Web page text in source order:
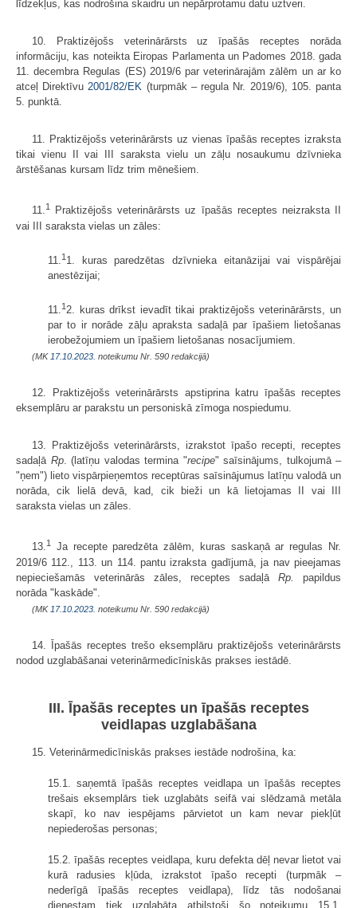
līdzekļus, kas nodrošina skaidru un nepārprotamu datu uztveri.
10. Praktizējošs veterinārārsts uz īpašās receptes norāda
informāciju, kas noteikta Eiropas Parlamenta un Padomes 2018. gada
11. decembra Regulas (ES) 2019/6 par veterinārajām zālēm un ar ko
atceļ Direktīvu2001/82/EK (turpmāk – regula Nr. 2019/6), 105. panta
5. punktā.
11. Praktizējošs veterinārārsts uz vienas īpašās receptes izraksta
tikai vienu II vai III saraksta vielu un zāļu nosaukumu dzīvnieka
ārstēšanas kursam līdz trim mēnešiem.
11.1
Praktizējošs veterinārārsts uz īpašās receptes neizraksta II
vai III saraksta vielas un zāles:
11. 1 1. kuras paredzētas dzīvnieka eitanāzijai vai vispārējai
anestēzijai;
11.12. kuras drīkst ievadīt tikai praktizējošs veterinārārsts, un
par to ir norāde zāļu apraksta sadaļā par īpašiem lietošanas
ierobežojumiem un īpašiem lietošanas nosacījumiem.
(MK 17.10.2023. noteikumu Nr. 590 redakcijā)
12. Praktizējošs veterinārārsts apstiprina katru īpašās receptes
eksemplāru ar parakstu un personiskā zīmoga nospiedumu.
13. Praktizējošs veterinārārsts, izrakstot īpašo recepti, receptes
sadaļā Rp. (latīņu valodas termina "recipe" saīsinājums, tulkojumā –
"ņem") lieto vispārpieņemtos receptūras saīsinājumus latīņu valodā un
norāda, cik lielā devā, kad, cik bieži un kā lietojamas II vai III
saraksta vielas un zāles.
13.1
Ja recepte paredzēta zālēm, kuras saskaņā ar regulas Nr.
2019/6 112., 113. un 114. pantu izraksta gadījumā, ja nav pieejamas
nepieciešamās veterinārās zāles, receptes sadaļā Rp.
papildus
norāda "kaskāde".
(MK 17.10.2023. noteikumu Nr. 590 redakcijā)
14. Īpašās receptes trešo eksemplāru praktizējošs veterinārārsts
nodod uzglabāšanai veterinārmedicīniskās prakses iestādē.
III. Īpašās receptes un īpašās receptes
veidlapas uzglabāšana
15. Veterinārmedicīniskās prakses iestāde nodrošina, ka:
15.1. saņemtā īpašās receptes veidlapa un īpašās receptes
trešais eksemplārs tiek uzglabāts seifā vai slēdzamā metāla
skapī, ko nav iespējams pārvietot un kam nevar piekļūt
nepiederošas personas;
15.2. īpašās receptes veidlapa, kuru defekta dēļ nevar lietot vai
kurā radusies kļūda, izrakstot īpašo recepti (turpmāk –
nederīgā īpašās receptes veidlapa), līdz tās nodošanai
dienestam tiek uzglabāta atbilstoši šo noteikumu 15.1.